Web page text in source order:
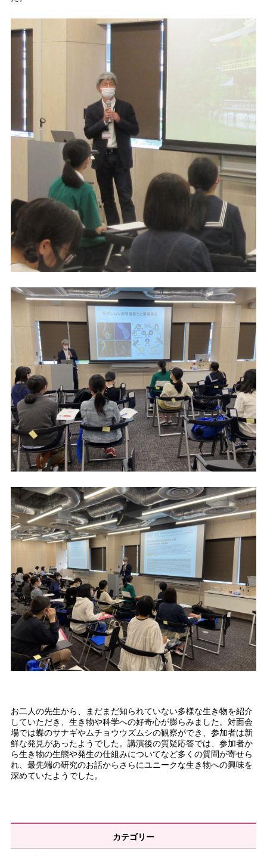
お二人の先生から、まだまだ知られていない多様な生き物を紹介
していただき、生き物や科学への好奇心が膨らみました。対面会
場では蝶のサナギやムチョウウズムシの観察ができ、参加者は新
鮮な発見があったようでした。講演後の質疑応答では、参加者か
ら生き物の生態や発生の仕組みについてなど多くの質問が寄せら
れ、最先端の研究のお話からさらにユニークな生き物への興味を
深めていたようでした。
カテゴリー